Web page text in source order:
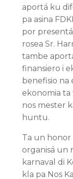
aportá ku
pa asina
por
rosea Sr.
tambe
finansiero i
benefisio na
ekonomia
nos mester
huntu.
Ta un
organisá un
karnaval di
kla pa Nos